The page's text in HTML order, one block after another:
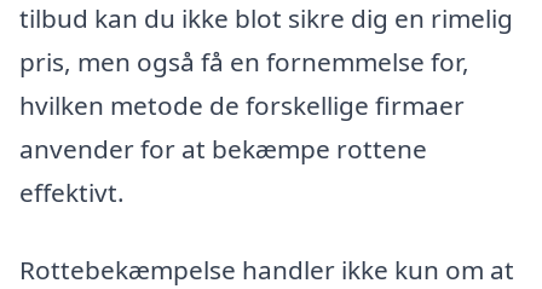
tilbud kan du ikke blot sikre dig en rimelig
pris, men også få en fornemmelse for,
hvilken metode de forskellige firmaer
anvender for at bekæmpe rottene
effektivt.
Rottebekæmpelse handler ikke kun om at